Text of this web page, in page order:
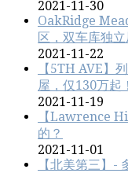
2021-11-30
OakRidge
区，双车库独
2021-11-22
【5TH AVE】
屋，仅130万起！
2021-11-19
【Lawrence
的？
2021-11-01
【北美第三】-